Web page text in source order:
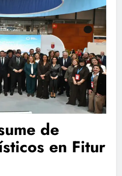
de
en Fitur